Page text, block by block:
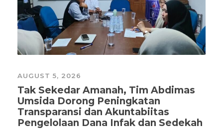
AUGUST 5, 2026
Tak Sekedar Amanah, Tim Abdimas
Umsida Dorong Peningkatan
Transparansi dan Akuntabiitas
Pengelolaan Dana Infak dan Sedekah